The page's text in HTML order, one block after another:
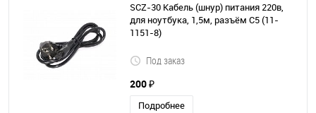
SCZ-30 Кабель (шнур) питания 220в,
для ноутбука, 1,5м, разъём C5 (11-
1151-8)
Под заказ
200 ₽
Подробнее